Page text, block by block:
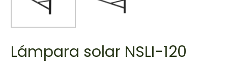
Lámpara solar NSLI-120